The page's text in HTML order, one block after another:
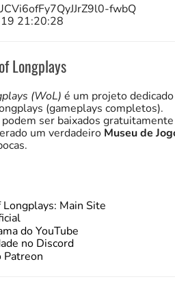
fwbQ
21:20:28
Longplays
(WoL) é um projeto
(gameplays completos).
ser baixados
um verdadeiro Museu de
Main Site
do YouTube
no Discord
Patreon